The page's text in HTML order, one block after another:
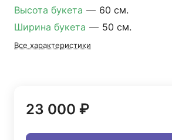
Высота букета — 60 см.
Ширина букета — 50 см.
Все характеристики
23 000 ₽